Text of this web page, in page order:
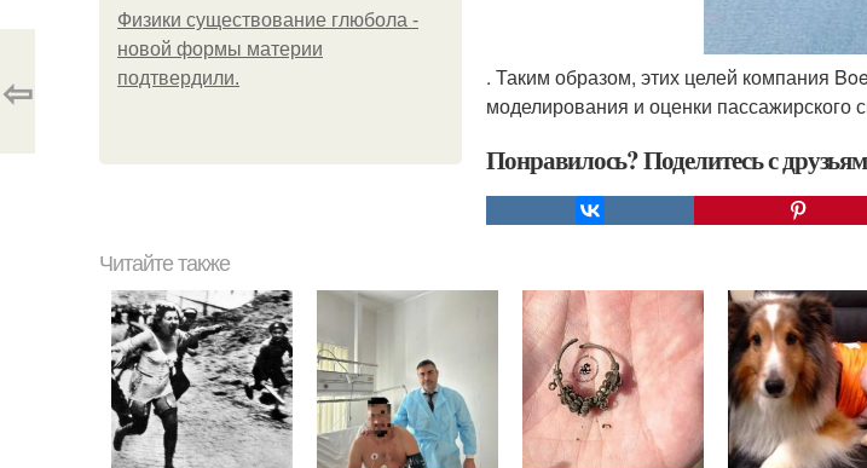
Физики существование глюбола -
новой формы материи
подтвердили.
. Таким образом, этих целей компания
моделирования и оценки пассажирского
Понравилось? Поделитесь с
⇦
Читайте также